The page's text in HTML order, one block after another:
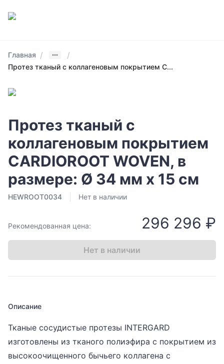
Главная / /
Протез тканый с коллагеновым покрытием C...
Протез тканый с
коллагеновым покрытием
CARDIOROOT WOVEN, в
размере: Ø 34 мм х 15 см
HEWROOT0034 Нет в наличии
Рекомендованная цена: 296 296 ₽
Нет в наличии
Описание
Тканые сосудистые протезы INTERGARD
изготовлены из тканого полиэфира с покрытием из
высокоочищенного бычьего коллагена с